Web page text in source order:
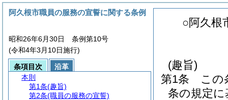
○阿久根
(趣旨)
第1条
この
条の規定
阿久根市職員の服務の宣誓に関する条例
昭和26年6月30日 条例第10号
(令和4年3月10日施行)
条項目次
沿革
本則
第1条(趣旨)
第2条(職員の服務の宣誓)